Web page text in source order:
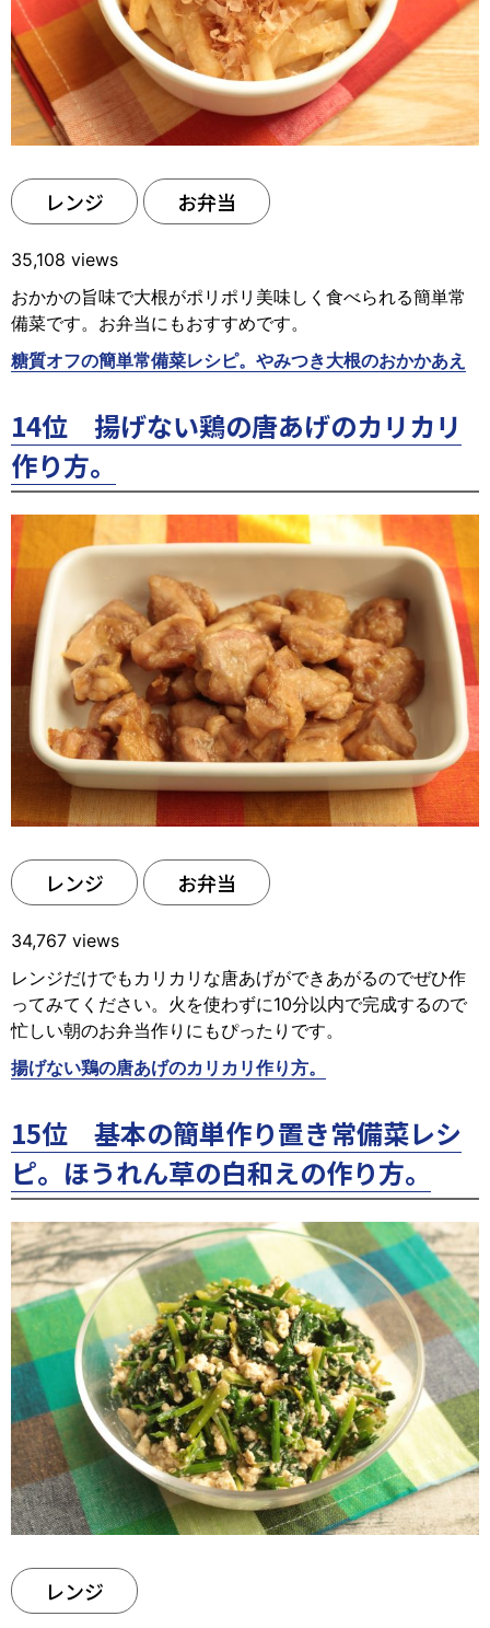
レンジ お弁当
35,108 views
おかかの旨味で大根がポリポリ美味しく食べられる簡単常
備菜です。お弁当にもおすすめです。
糖質オフの簡単常備菜レシピ。やみつき大根のおかかあえ
14位 揚げない鶏の唐あげのカリカリ
作り方。
レンジ お弁当
34,767 views
レンジだけでもカリカリな唐あげができあがるのでぜひ作
ってみてください。火を使わずに10分以内で完成するので
忙しい朝のお弁当作りにもぴったりです。
揚げない鶏の唐あげのカリカリ作り方。
15位 基本の簡単作り置き常備菜レシ
ピ。ほうれん草の白和えの作り方。
レンジ